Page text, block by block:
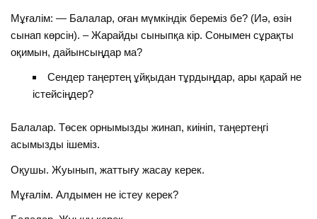
Мұғалім: — Балалар, оған мүмкіндік береміз бе? (Иә, өзін
сынап көрсін). – Жарайды сыныпқа кір. Сонымен сұрақты
оқимын, дайынсыңдар ма?
Сендер таңертең ұйқыдан тұрдыңдар, ары қарай не
істейсіңдер?
Балалар. Төсек орнымызды жинап, киініп, таңертеңгі
асымызды ішеміз.
Оқушы. Жуынып, жаттығу жасау керек.
Мұғалім. Алдымен не істеу керек?